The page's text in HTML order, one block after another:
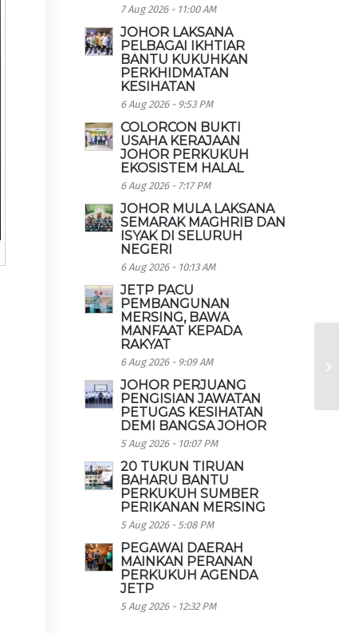
7 Aug 2026 - 11:00 AM
JOHOR LAKSANA
PELBAGAI IKHTIAR
BANTU KUKUHKAN
PERKHIDMATAN
KESIHATAN
6 Aug 2026 - 9:53 PM
COLORCON BUKTI
USAHA KERAJAAN
JOHOR PERKUKUH
EKOSISTEM HALAL
6 Aug 2026 - 7:17 PM
JOHOR MULA LAKSANA
SEMARAK MAGHRIB DAN
ISYAK DI SELURUH
NEGERI
6 Aug 2026 - 10:13 AM
JETP PACU
PEMBANGUNAN
MERSING, BAWA
MANFAAT KEPADA
RAKYAT
6 Aug 2026 - 9:09 AM
JOHOR PERJUANG
PENGISIAN JAWATAN
PETUGAS KESIHATAN
DEMI BANGSA JOHOR
5 Aug 2026 - 10:07 PM
20 TUKUN TIRUAN
BAHARU BANTU
PERKUKUH SUMBER
PERIKANAN MERSING
5 Aug 2026 - 5:08 PM
PEGAWAI DAERAH
MAINKAN PERANAN
PERKUKUH AGENDA
JETP
5 Aug 2026 - 12:32 PM